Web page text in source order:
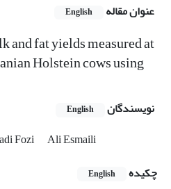
عنوان مقاله English
and fat yields measured at
Holstein cows using
نویسندگان English
Fozi
Ali Esmaili
چکیده
English